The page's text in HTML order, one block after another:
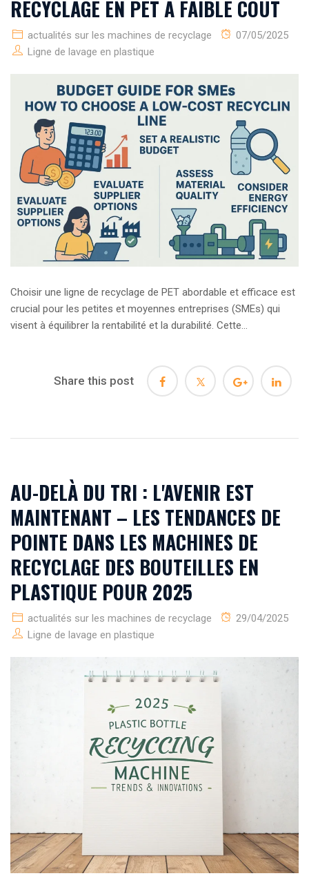
RECYCLAGE EN PET À FAIBLE COÛT
actualités sur les machines de recyclage
07/05/2025
Ligne de lavage en plastique
Choisir une ligne de recyclage de PET abordable et efficace est
crucial pour les petites et moyennes entreprises (SMEs) qui
visent à équilibrer la rentabilité et la durabilité. Cette...
Share this post
AU-DELÀ DU TRI : L'AVENIR EST
MAINTENANT – LES TENDANCES DE
POINTE DANS LES MACHINES DE
RECYCLAGE DES BOUTEILLES EN
PLASTIQUE POUR 2025
actualités sur les machines de recyclage
29/04/2025
Ligne de lavage en plastique